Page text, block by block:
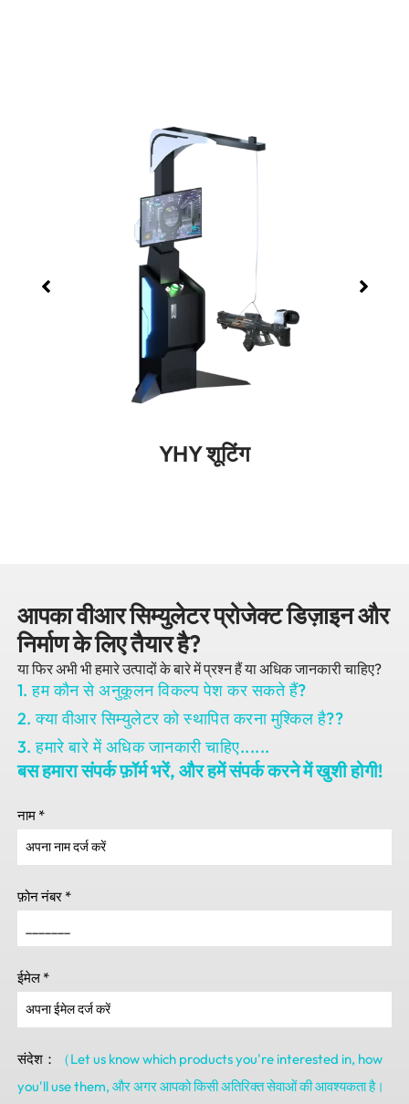
YHY शूटिंग
आपका वीआर सिम्युलेटर प्रोजेक्ट डिज़ाइन और
निर्माण के लिए तैयार है?
या फिर अभी भी हमारे उत्पादों के बारे में प्रश्न हैं या अधिक जानकारी चाहिए?
1. हम कौन से अनुकूलन विकल्प पेश कर सकते हैं?
2. क्या वीआर सिम्युलेटर को स्थापित करना मुश्किल है??
3. हमारे बारे में अधिक जानकारी चाहिए......
बस हमारा संपर्क फ़ॉर्म भरें, और हमें संपर्क करने में खुशी होगी!
नाम *
फ़ोन नंबर *
ईमेल *
संदेश： （Let us know which products you're interested in, how
you'll use them, और अगर आपको किसी अतिरिक्त सेवाओं की आवश्यकता है।